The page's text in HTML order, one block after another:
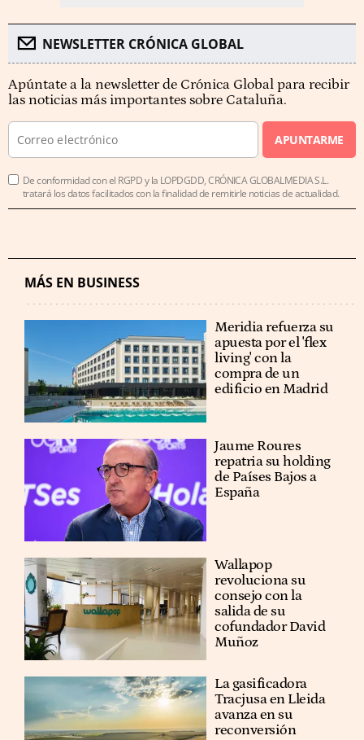
NEWSLETTER CRÓNICA GLOBAL
Apúntate a la newsletter de Crónica Global para recibir
las noticias más importantes sobre Cataluña.
APUNTARME
De conformidad con el RGPD y la LOPDGDD, CRÓNICA GLOBALMEDIA S.L.
tratará los datos facilitados con la finalidad de remitirle noticias de actualidad.
MÁS EN BUSINESS
Meridia refuerza su
apuesta por el 'flex
living' con la
compra de un
edificio en Madrid
Jaume Roures
repatria su holding
de Países Bajos a
España
Wallapop
revoluciona su
consejo con la
salida de su
cofundador David
Muñoz
La gasificadora
Tracjusa en Lleida
avanza en su
reconversión